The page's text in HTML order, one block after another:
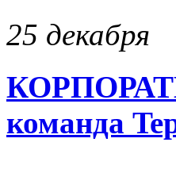
25 декабря
команда